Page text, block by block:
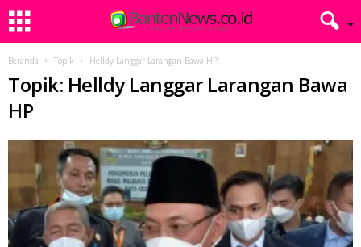
Beranda Topik Helldy Langgar Larangan Bawa HP
Topik: Helldy Langgar Larangan Bawa
HP